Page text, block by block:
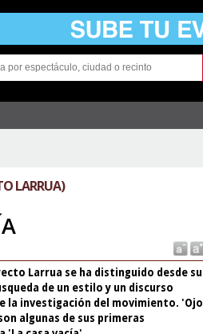
LARRUA)
Larrua se ha distinguido desde su
de un estilo y un discurso
la investigación del movimiento. 'Ojo
algunas de sus primeras